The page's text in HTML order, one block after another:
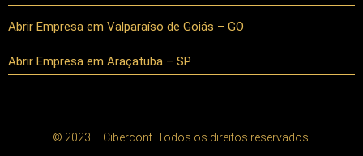
Abrir Empresa em Valparaíso de Goiás – GO
Abrir Empresa em Araçatuba – SP
© 2023 – Cibercont. Todos os direitos reservados.